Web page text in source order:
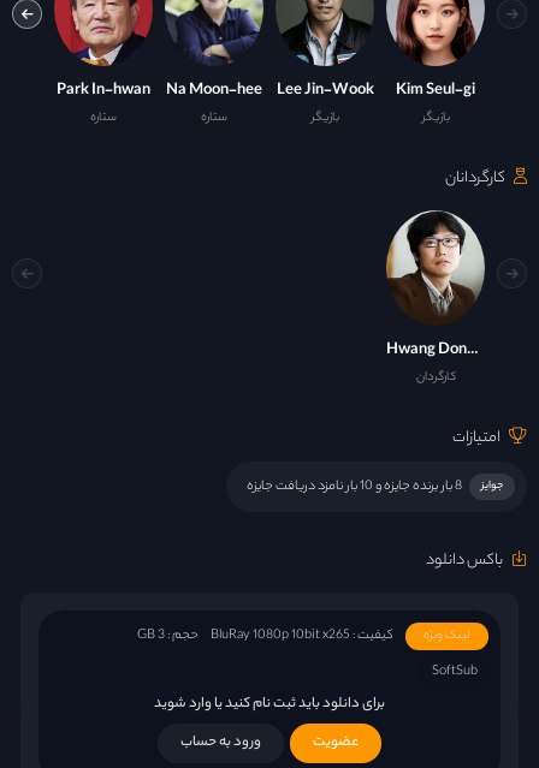
Kim Seul-gi
بازیگر
Lee Jin-Wook
بازیگر
Na Moon-hee
ستاره
Park In-hwan
ستاره
کارگردانان
Hwang Dong-hyuk
کارگردان
امتیازات
جوایز 8 بار برنده جایزه و 10 بار نامزد دریافت جایزه
باکس دانلود
لینک ویژه کیفیت : BluRay 1080p 10bit x265
حجم : 3 GB
SoftSub
برای دانلود باید ثبت نام کنید یا وارد شوید
عضویت
ورود به حساب